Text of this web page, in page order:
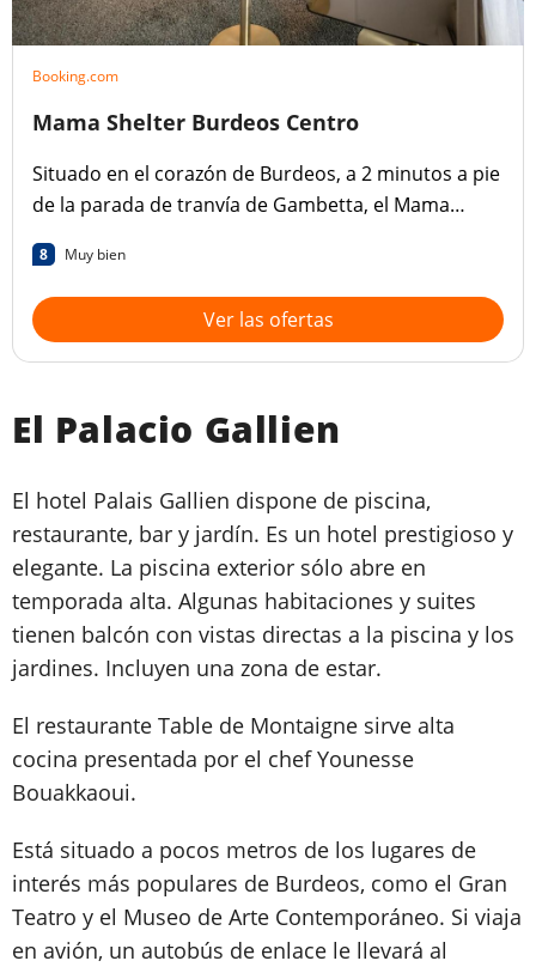
Booking.com
Mama Shelter Burdeos Centro
Situado en el corazón de Burdeos, a 2 minutos a pie
de la parada de tranvía de Gambetta, el Mama
la 6ª planta que sirve cocina francesa, un bar de
cócteles con DJ y conexión Wi-Fi gratuita.
8 Muy bien
Ver las ofertas
El Palacio Gallien
El hotel Palais Gallien dispone de piscina,
restaurante, bar y jardín. Es un hotel prestigioso y
elegante. La piscina exterior sólo abre en
temporada alta. Algunas habitaciones y suites
tienen balcón con vistas directas a la piscina y los
jardines. Incluyen una zona de estar.
El restaurante Table de Montaigne sirve alta
cocina presentada por el chef Younesse
Bouakkaoui.
Está situado a pocos metros de los lugares de
interés más populares de Burdeos, como el Gran
Teatro y el Museo de Arte Contemporáneo. Si viaja
en avión, un autobús de enlace le llevará al